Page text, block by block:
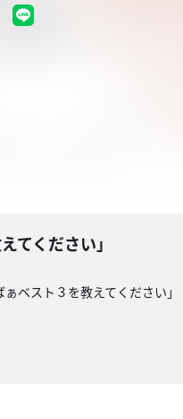
てください」
ベスト３を教えてください」